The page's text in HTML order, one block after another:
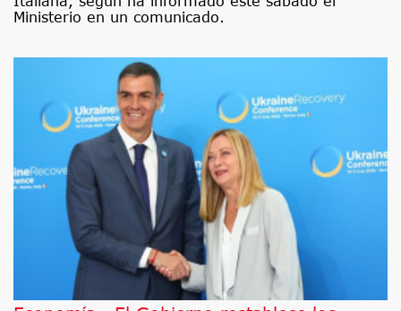
Ministerio en un comunicado.